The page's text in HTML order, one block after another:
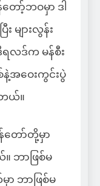
ော့်ဘဝမှာ ဒါ
များလွန်း
ရလဒ်က မန်စီး
အဝေးကွင်းပွဲ
တယ်။
တော်တို့မှာ
ဘာဖြစ်မ
ဘာဖြစ်မ